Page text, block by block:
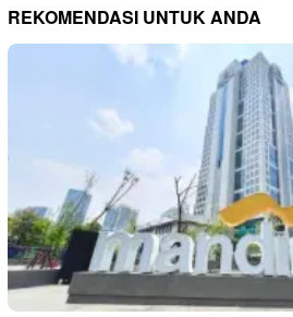
REKOMENDASI UNTUK ANDA